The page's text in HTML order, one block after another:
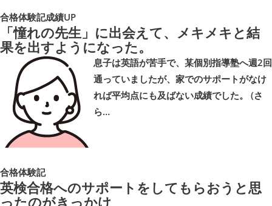
合格体験記成績UP
「憧れの先生」に出会えて、メキメキと結
果を出すようになった。
息子は英語が苦手で、某個別指導塾へ週2回
通っていましたが、家でのサポートがなけ
れば平均点にも及ばない成績でした。 (さ
ら…
合格体験記
英検合格へのサポートをしてもらおうと思
ったのがきっかけ